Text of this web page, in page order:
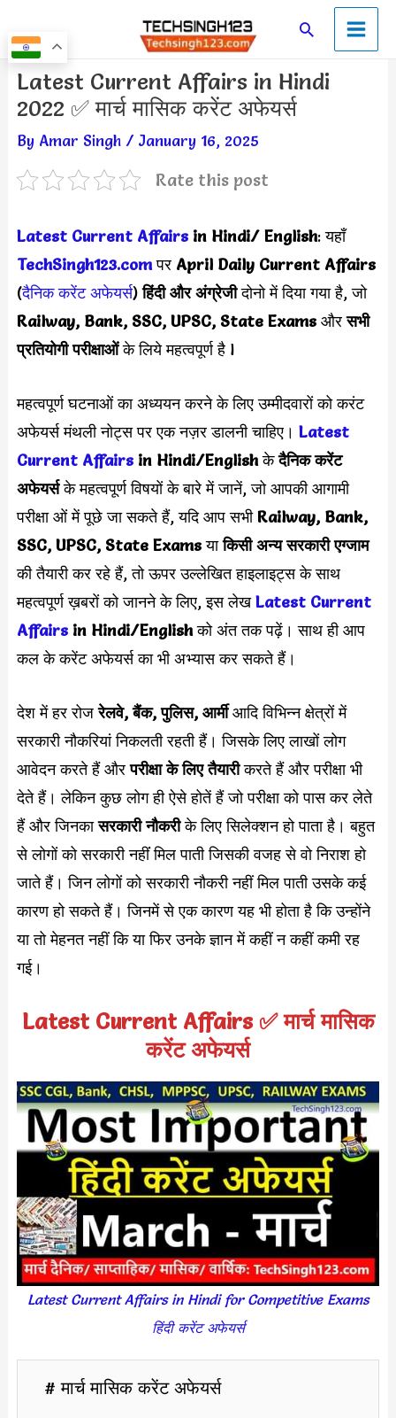
to
content
SearchMain
Menu
Latest Current Affairs in Hindi
2022 ✅ मार्च मासिक करेंट अफेयर्स
By Amar Singh / January 16, 2025
Rate this post
Latest Current Affairsin Hindi/ English: यहाँ
TechSingh123.com परApril Daily Current Affairs
(दैनिक करेंट अफेयर्स)हिंदी और अंग्रेजीदोनो में दिया गया है, जो
Railway, Bank, SSC, UPSC, State Exams औरसभी
प्रतियोगी परीक्षाओंके लिये महत्वपूर्ण है l
महत्वपूर्ण घटनाओं का अध्ययन करने के लिए उम्मीदवारों को करंट
अफेयर्स मंथली नोट्स पर एक नज़र डालनी चाहिए। Latest
Current Affairsin Hindi/Englishकेदैनिक करेंट
अफेयर्सके महत्वपूर्ण विषयों के बारे में जानें, जो आपकी आगामी
परीक्षा ओं में पूछे जा सकते हैं, यदि आप सभीRailway, Bank,
SSC, UPSC, State Examsयाकिसी अन्य सरकारी एग्जाम
की तैयारी कर रहे हैं, तो ऊपर उल्लेखित हाइलाइट्स के साथ
महत्वपूर्ण ख़बरों को जानने के लिए, इस लेखLatest Current
Affairsin Hindi/Englishको अंत तक पढ़ें। साथ ही आप
कल के करेंट अफेयर्स का भी अभ्यास कर सकते हैं।
देश में हर रोजरेलवे, बैंक, पुलिस, आर्मीआदि विभिन्न क्षेत्रों में
सरकारी नौकरियां निकलती रहती हैं। जिसके लिए लाखों लोग
आवेदन करते हैं औरपरीक्षा के लिए तैयारीकरते हैं और परीक्षा भी
देते हैं। लेकिन कुछ लोग ही ऐसे होतें हैं जो परीक्षा को पास कर लेते
हैं और जिनकासरकारी नौकरीके लिए सिलेक्शन हो पाता है। बहुत
से लोगों को सरकारी नहींं मिल पाती जिसकी वजह से वो निराश हो
जाते हैं। जिन लोगों को सरकारी नौकरी नहीं मिल पाती उसके कई
कारण हो सकते हैं। जिनमें से एक कारण यह भी होता है कि उन्होंने
या तो मेहनत नहीं कि या फिर उनके ज्ञान में कहीं न कहीं कमी रह
गई।
Latest Current Affairs ✅ मार्च मासिक
करेंट अफेयर्स
Latest Current Affairs in Hindi for Competitive Exams
हिंदी करेंट अफेयर्स
# मार्च मासिक करेंट अफेयर्स
Post
navigation